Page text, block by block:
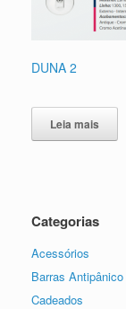
DUNA 2
Leia mais
Categorias
Acessórios
Barras Antipânico
Cadeados